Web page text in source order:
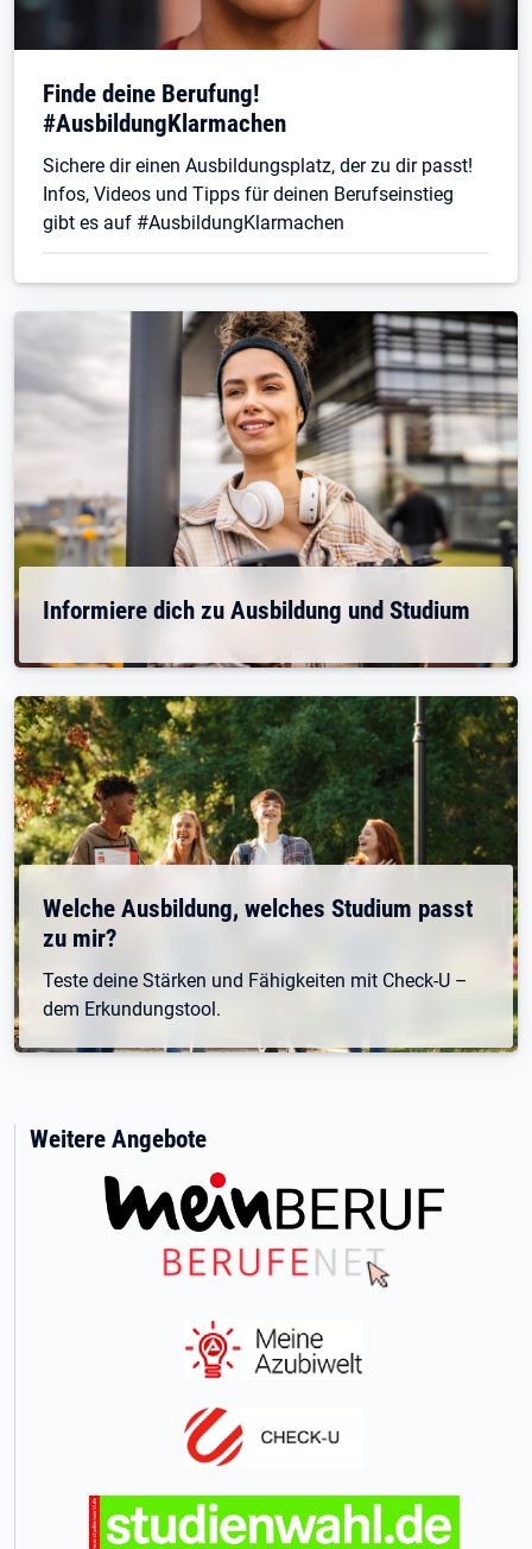
Finde deine Berufung!
#AusbildungKlarmachen
Sichere dir einen Ausbildungsplatz, der zu dir passt!
Infos, Videos und Tipps für deinen Berufseinstieg
gibt es auf #AusbildungKlarmachen
Informiere dich zu Ausbildung und Studium
Welche Ausbildung, welches Studium passt
zu mir?
Teste deine Stärken und Fähigkeiten mit Check-U –
dem Erkundungstool.
Weitere Angebote